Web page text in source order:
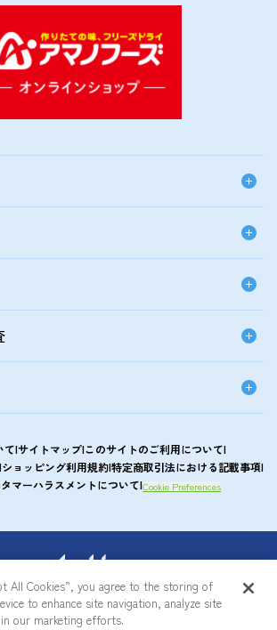
て サイトマップこのサイトのご利用について
ショッピング利用規約特定商取引法における記載事項
マーハラスメントについて Cookie Preferences
サヒカルピスウエルネスショップ
Asahi Group Foods, Ltd.
All Cookies”, you agree to the storing of
to enhance site navigation, analyze site
our marketing efforts.